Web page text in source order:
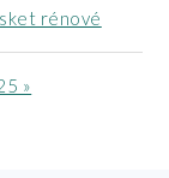
rénové
»